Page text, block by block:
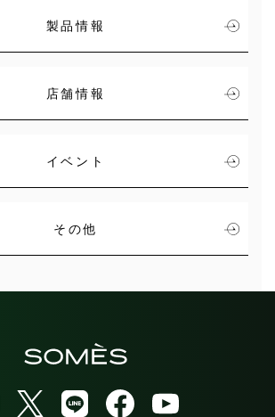
製品情報
店舗情報
イベント
その他